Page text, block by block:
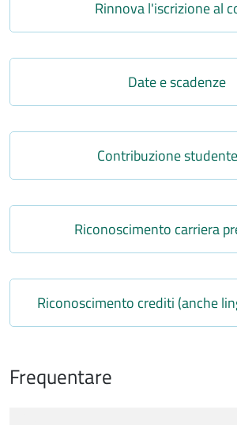
Rinnova l'iscrizione al
Date e scadenze
Contribuzione
Riconoscimento carriera
Link
Riconoscimento crediti (anche
Frequentare